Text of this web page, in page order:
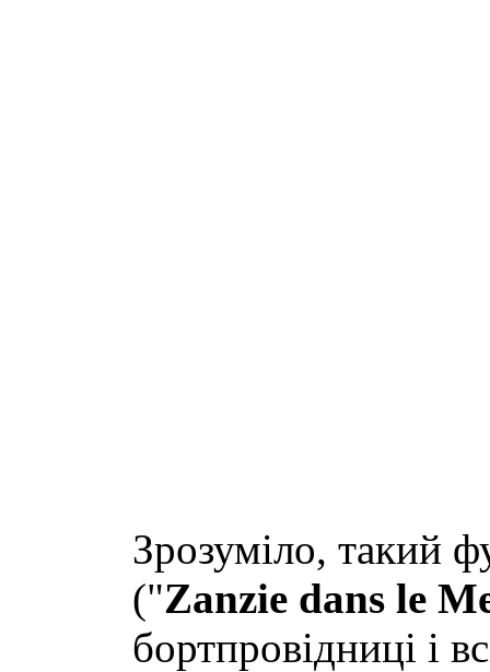
Зрозуміло, такий
("Zanzie dans le
бортпровідниці і